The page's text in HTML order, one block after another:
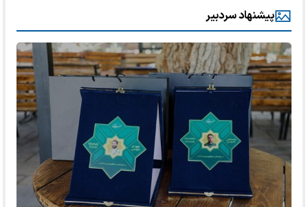
پیشنهاد سردبیر